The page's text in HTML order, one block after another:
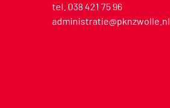
tel. 038 421 75 96
administratie@pknzwolle.nl